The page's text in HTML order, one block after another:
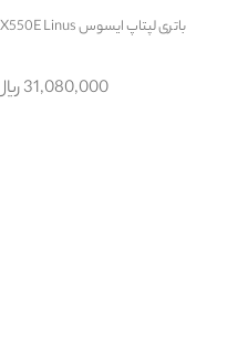
باتری لپتاپ ایسوس Battery Asus X550E Linus
31,080,000 ریال